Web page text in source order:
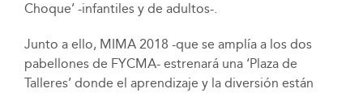
Choque’ -infantiles y de adultos-.
Junto a ello, MIMA 2018 -que se amplía a los dos
pabellones de FYCMA- estrenará una ‘Plaza de
Talleres’ donde el aprendizaje y la diversión están